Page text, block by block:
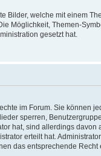
Bilder, welche mit einem
Möglichkeit, Themen-
gesetzt hat.
im Forum. Sie können
sperren,
hat, sind allerdings
erteilt hat.
das entsprechende Recht